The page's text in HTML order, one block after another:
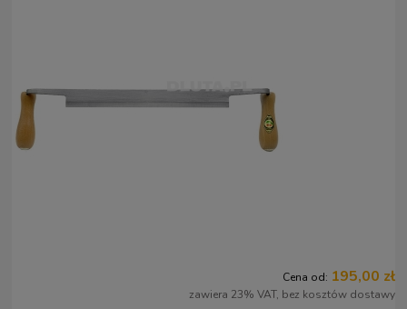
Cena od: 195,00 zł
zawiera 23% VAT, bez kosztów dostawy